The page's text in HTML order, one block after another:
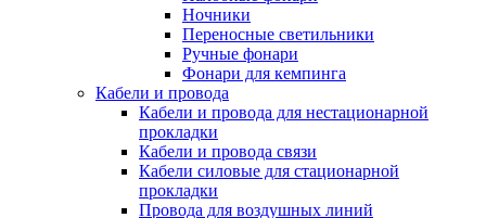
Ночники
Переносные светильники
Ручные фонари
Фонари для кемпинга
Кабели и провода
Кабели и провода для нестационарной
прокладки
Кабели и провода связи
Кабели силовые для стационарной
прокладки
Провода для воздушных линий